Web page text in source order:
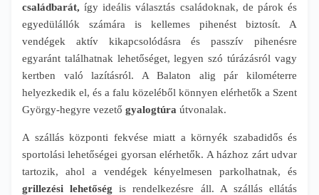
családbarát, így ideális választás családoknak, de párok és
egyedülállók számára is kellemes pihenést biztosít. A
vendégek aktív kikapcsolódásra és passzív pihenésre
egyaránt találhatnak lehetőséget, legyen szó túrázásról vagy
kertben való lazításról. A Balaton alig pár kilométerre
helyezkedik el, és a falu közeléből könnyen elérhetők a Szent
György-hegyre vezető gyalogtúra útvonalak.
A szállás központi fekvése miatt a környék szabadidős és
sportolási lehetőségei gyorsan elérhetők. A házhoz zárt udvar
tartozik, ahol a vendégek kényelmesen parkolhatnak, és
grillezési lehetőség is rendelkezésre áll. A szállás ellátás